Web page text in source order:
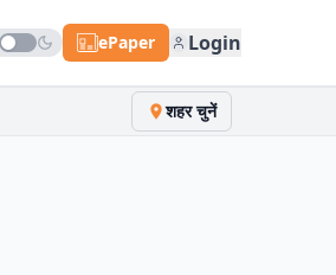
ePaper Login
शहर चुनें